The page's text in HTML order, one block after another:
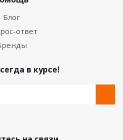
Блог
ответ
в курсе!